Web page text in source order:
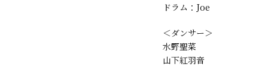
ドラム：Joe
＜ダンサー＞
水野聖菜
山下紅羽音